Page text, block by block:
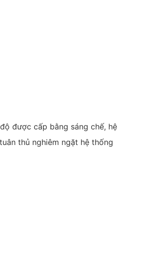
được cấp bằng sáng chế, hệ
thủ nghiêm ngặt hệ thống